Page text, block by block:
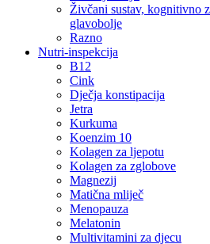
Živčani sustav, kognitivno
glavobolje
Razno
Nutri-inspekcija
B12
Cink
Dječja konstipacija
Jetra
Kurkuma
Koenzim 10
Kolagen za ljepotu
Kolagen za zglobove
Magnezij
Matična mliječ
Menopauza
Melatonin
Multivitamini za djecu